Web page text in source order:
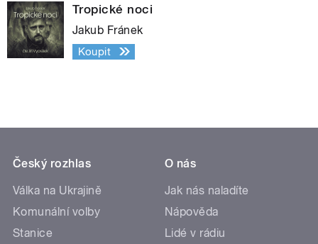
Tropické noci
Jakub Fránek
Koupit
Český rozhlas
Válka na Ukrajině
Komunální volby
Stanice
O nás
Jak nás naladíte
Nápověda
Lidé v rádiu